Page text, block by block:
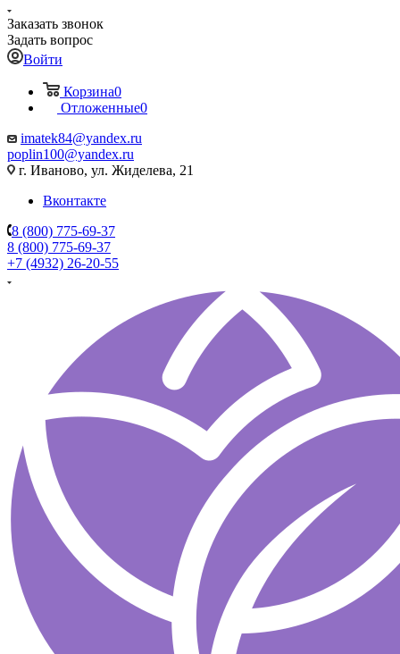
Заказать звонок
Задать вопрос
Войти
Корзина0
Отложенные0
imatek84@yandex.ru
poplin100@yandex.ru
г. Иваново, ул. Жиделева, 21
Вконтакте
8 (800) 775-69-37
8 (800) 775-69-37
+7 (4932) 26-20-55